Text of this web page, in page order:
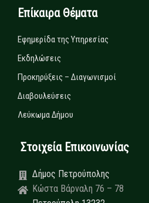
Επίκαιρα Θέματα
Εφημερίδα της Υπηρεσίας
Εκδηλώσεις
Προκηρύξεις – Διαγωνισμοί
Διαβουλεύσεις
Λεύκωμα Δήμου
Στοιχεία Επικοινωνίας
Δήμος Πετρούπολης
Κώστα Βάρναλη 76 – 78